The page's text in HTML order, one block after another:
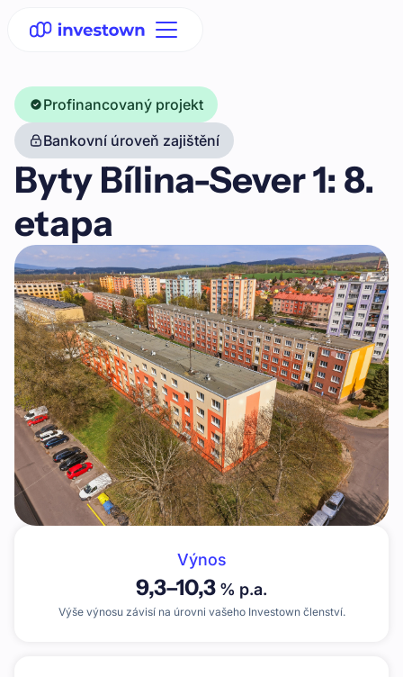
Profinancovaný projekt
Bankovní úroveň zajištění
Byty Bílina-Sever 1: 8.
etapa
Výnos
9,3–10,3 % p.a.
Výše výnosu závisí na úrovni vašeho Investown členství.